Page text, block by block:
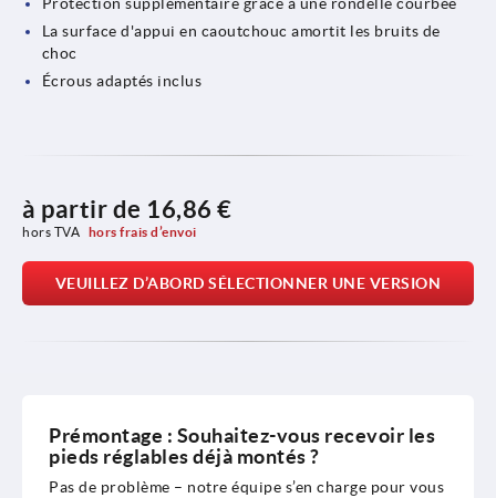
La surface d'appui en caoutchouc amortit les bruits de
choc
Écrous adaptés inclus
à partir de 16,86 €
hors TVA hors frais d’envoi
VEUILLEZ D’ABORD SÉLECTIONNER UNE VERSION
Prémontage : Souhaitez-vous recevoir les
pieds réglables déjà montés ?
Pas de problème – notre équipe s’en charge pour vous